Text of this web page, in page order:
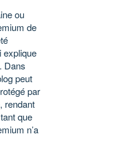
ou
de
explique
Dans
peut
par
rendant
que
n’a